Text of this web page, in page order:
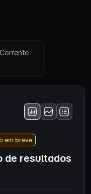
em breve
de resultados